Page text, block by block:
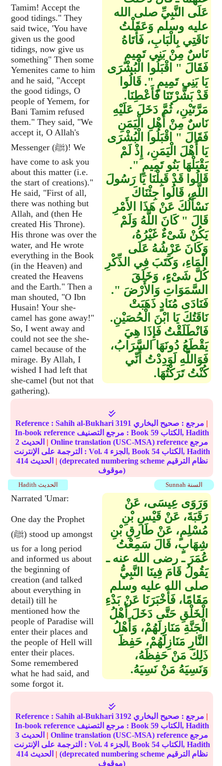
Tamim! Accept the
good tidings." They
said twice, 'You have
given us the good
tidings, now give us
something" Then some
Yemenites came to him
and he said, "Accept
the good tidings, O
people of Yemem, for
Bani Tamim refused
them." They said, "We
accept it, O Allah's
Messenger (ﷺ)! We
have come to ask you
about this matter (i.e.
the start of creations)."
He said, "First of all,
there was nothing but
Allah, and (then He
created His Throne).
His throne was over the
water, and He wrote
everything in the Book
(in the Heaven) and
created the Heavens
and the Earth." Then a
man shouted, "O Ibn
Husain! Your she-
camel has gone away!"
So, I went away and
could not see the she-
camel because of the
mirage. By Allah, I
wished I had left that
she-camel (but not that
gathering).
عَلَى النَّبِيِّ صلى الله
عليه وسلم وَعَقَلْتُ
نَاقَتِي بِالْبَابِ، فَأَتَاهُ
نَاسٌ مِنْ بَنِي تَمِيمٍ
فَقَالَ ‏"‏ اقْبَلُوا الْبُشْرَى
يَا بَنِي تَمِيمٍ ‏"‏‏.‏ قَالُوا
قَدْ بَشَّرْتَنَا فَأَعْطِنَا‏.‏
مَرَّتَيْنِ، ثُمَّ دَخَلَ عَلَيْهِ
نَاسٌ مِنْ أَهْلِ الْيَمَنِ
فَقَالَ ‏"‏ اقْبَلُوا الْبُشْرَى
يَا أَهْلَ الْيَمَنِ، إِذْ لَمْ
يَقْبَلْهَا بَنُو تَمِيمٍ ‏"‏‏.‏
قَالُوا قَدْ قَبِلْنَا يَا رَسُولَ
اللَّهِ، قَالُوا جِئْنَاكَ
نَسْأَلُكَ عَنْ هَذَا الأَمْرِ
قَالَ ‏"‏ كَانَ اللَّهُ وَلَمْ
يَكُنْ شَىْءٌ غَيْرُهُ،
وَكَانَ عَرْشُهُ عَلَى
الْمَاءِ، وَكَتَبَ فِي الذِّكْرِ
كُلَّ شَىْءٍ، وَخَلَقَ
السَّمَوَاتِ وَالأَرْضَ ‏"‏‏.‏
فَنَادَى مُنَادٍ ذَهَبَتْ
نَاقَتُكَ يَا ابْنَ الْحُصَيْنِ‏.‏
فَانْطَلَقْتُ فَإِذَا هِيَ
يَقْطَعُ دُونَهَا السَّرَابُ،
فَوَاللَّهِ لَوَدِدْتُ أَنِّي
كُنْتُ تَرَكْتُهَا‏.‏
Reference :Sahih al-Bukhari 3191 مرجع : صحيح البخاري
|
In-book reference مرجع التصنيف : Book 59
الكتاب, Hadith
2
| Online translation (USC-MSA) reference مرجع
الترجمة على الإنترنت : Vol. 4 الجزء, Book 54
الكتاب, Hadith
414
| (deprecated numbering scheme نظام الترقيم
موقوف)
Sunnah السنة Hadith الحديث
Narrated 'Umar:
One day the Prophet
(ﷺ) stood up amongst
us for a long period
and informed us about
the beginning of
creation (and talked
about everything in
detail) till he
mentioned how the
people of Paradise will
enter their places and
the people of Hell will
enter their places.
Some remembered
what he had said, and
some forgot it.
وَرَوَى عِيسَى، عَنْ
رَقَبَةَ، عَنْ قَيْسِ بْنِ
مُسْلِمٍ، عَنْ طَارِقِ بْنِ
شِهَابٍ، قَالَ سَمِعْتُ
عُمَرَ ـ رضى الله عنه ـ
يَقُولُ قَامَ فِينَا النَّبِيُّ
صلى الله عليه وسلم
مَقَامًا، فَأَخْبَرَنَا عَنْ بَدْءِ
الْخَلْقِ حَتَّى دَخَلَ أَهْلُ
الْجَنَّةِ مَنَازِلَهُمْ، وَأَهْلُ
النَّارِ مَنَازِلَهُمْ، حَفِظَ
ذَلِكَ مَنْ حَفِظَهُ،
وَنَسِيَهُ مَنْ نَسِيَهُ‏.‏
Reference :Sahih al-Bukhari 3192 مرجع : صحيح البخاري
|
In-book reference مرجع التصنيف : Book 59
الكتاب, Hadith
3
| Online translation (USC-MSA) reference مرجع
الترجمة على الإنترنت : Vol. 4 الجزء, Book 54
الكتاب, Hadith
414
| (deprecated numbering scheme نظام الترقيم
موقوف)